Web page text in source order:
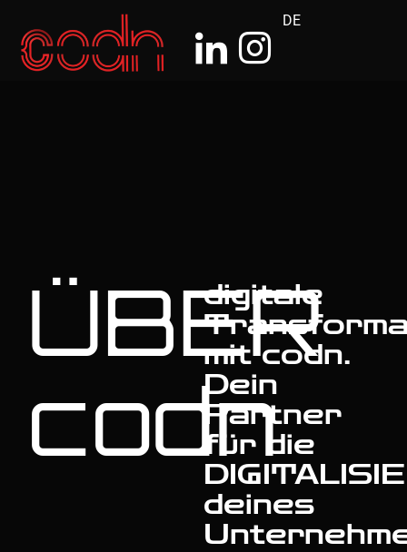
DE
ÜBER
codn
digitale
mit codn.
Dein
Partner
für die
deines